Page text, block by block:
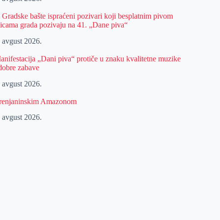
Gradske bašte ispraćeni pozivari koji besplatnim pivom
grada pozivaju na 41. „Dane piva“
avgust 2026.
„Dani piva“ protiče u znaku kvalitetne muzike
zabave
avgust 2026.
Amazonom
avgust 2026.